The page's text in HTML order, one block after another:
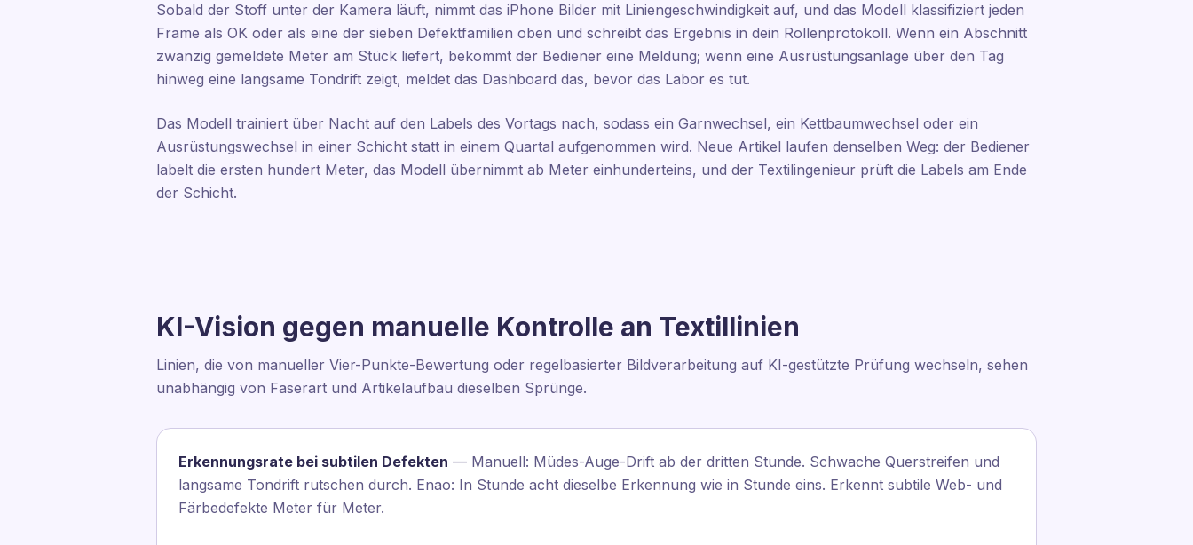
Sobald der Stoff unter der Kamera läuft, nimmt das iPhone Bilder mit Liniengeschwindigkeit auf, und das Modell klassifiziert jeden
Frame als OK oder als eine der sieben Defektfamilien oben und schreibt das Ergebnis in dein Rollenprotokoll. Wenn ein Abschnitt
zwanzig gemeldete Meter am Stück liefert, bekommt der Bediener eine Meldung; wenn eine Ausrüstungsanlage über den Tag
hinweg eine langsame Tondrift zeigt, meldet das Dashboard das, bevor das Labor es tut.
Das Modell trainiert über Nacht auf den Labels des Vortags nach, sodass ein Garnwechsel, ein Kettbaumwechsel oder ein
Ausrüstungswechsel in einer Schicht statt in einem Quartal aufgenommen wird. Neue Artikel laufen denselben Weg: der Bediener
labelt die ersten hundert Meter, das Modell übernimmt ab Meter einhunderteins, und der Textilingenieur prüft die Labels am Ende
der Schicht.
KI-Vision gegen manuelle Kontrolle an Textillinien
Linien, die von manueller Vier-Punkte-Bewertung oder regelbasierter Bildverarbeitung auf KI-gestützte Prüfung wechseln, sehen
unabhängig von Faserart und Artikelaufbau dieselben Sprünge.
Erkennungsrate bei subtilen Defekten — Manuell: Müdes-Auge-Drift ab der dritten Stunde. Schwache Querstreifen und
langsame Tondrift rutschen durch. Enao: In Stunde acht dieselbe Erkennung wie in Stunde eins. Erkennt subtile Web- und
Färbedefekte Meter für Meter.